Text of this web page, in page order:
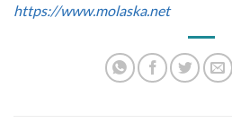
https://www.molaska.net